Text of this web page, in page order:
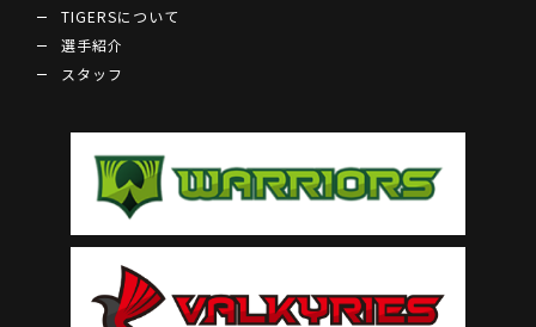
TIGERSについて
選手紹介
スタッフ